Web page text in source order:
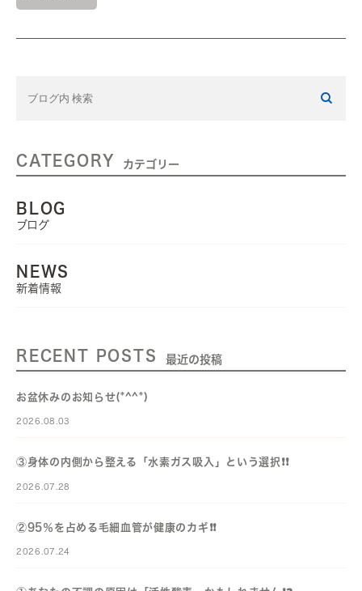
CATEGORY カテゴリー
BLOG
ブログ
NEWS
新着情報
RECENT POSTS 最近の投稿
お盆休みのお知らせ(*^^*)
2026.08.03
③身体の内側から整える「水素ガス吸入」という選択❗️❗️
2026.07.28
②95％を占める毛細血管が健康のカギ❗️❗️
2026.07.24